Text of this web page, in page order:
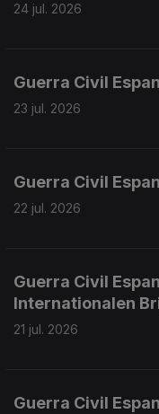
24 jul. 2026
Guerra Civil
23 jul. 2026
Guerra Civil
22 jul. 2026
Guerra Civil
Internationalen
21 jul. 2026
Guerra Civil